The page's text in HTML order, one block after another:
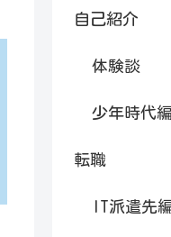
自己紹介
体験談
少年時代編
転職
IT派遣先